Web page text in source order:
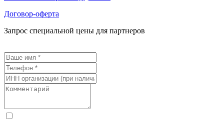
Договор-оферта
Запрос специальной цены для партнеров